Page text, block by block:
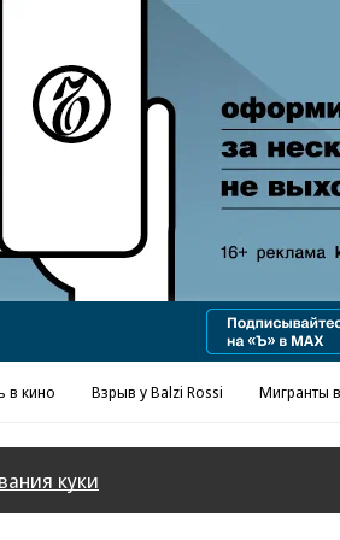
«Ъ» www.kommersant.ru/ad
в кино Взрыв у Balzi Rossi Мигранты
куки